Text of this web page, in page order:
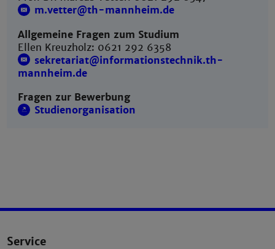
m.vetter@th-mannheim.de
Allgemeine Fragen zum Studium
Ellen Kreuzholz: 0621 292 6358
sekretariat@informationstechnik.th-
mannheim.de
Fragen zur Bewerbung
Studienorganisation
Service